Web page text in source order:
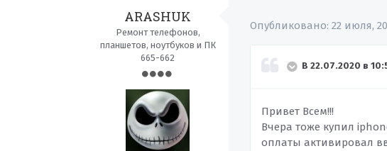
ARASHUK
Ремонт телефонов,
планшетов, ноутбуков и ПК
665-662
Опубликовано:22 июля,
В 22.07.2020 в
Привет Всем!!!
Вчера тоже купил
оплаты активировал